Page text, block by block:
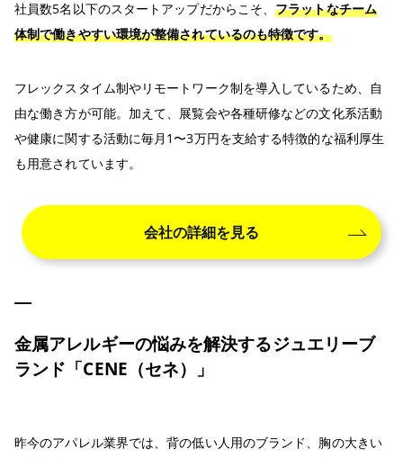
社員数5名以下のスタートアップだからこそ、フラットなチーム
体制で働きやすい環境が整備されているのも特徴です。
フレックスタイム制やリモートワーク制を導入しているため、自
由な働き方が可能。加えて、展覧会や各種研修などの文化系活動
や健康に関する活動に毎月1〜3万円を支給する特徴的な福利厚生
も用意されています。
会社の詳細を見る
金属アレルギーの悩みを解決するジュエリーブ
ランド「CENE（セネ）」
昨今のアパレル業界では、背の低い人用のブランド、胸の大きい